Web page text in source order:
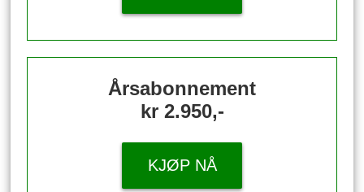
Årsabonnement
kr 2.950,-
KJØP NÅ